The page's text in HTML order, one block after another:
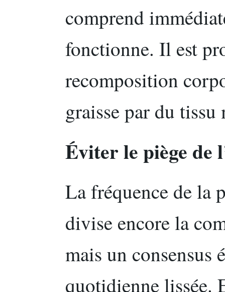
comprend
fonctionne. Il est
recomposition
graisse par du
Éviter le piège de
La fréquence de la
divise encore la
mais un consensus
quotidienne lissée.